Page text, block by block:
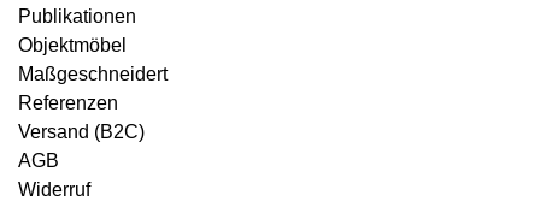
Publikationen
Objektmöbel
Maßgeschneidert
Referenzen
Versand (B2C)
AGB
Widerruf